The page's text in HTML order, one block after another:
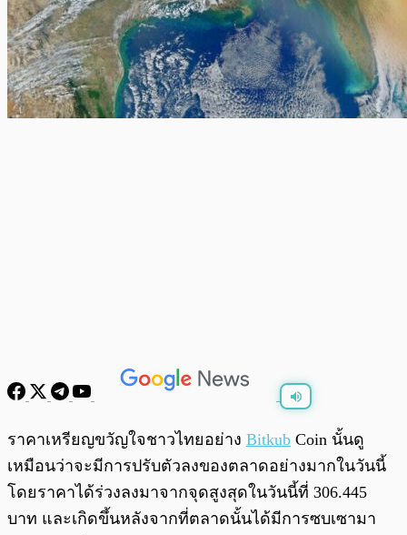
พร้อมเล่น /
ราคาเหรียญขวัญใจชาวไทยอย่าง Bitkub Coin นั้นดู
เหมือนว่าจะมีการปรับตัวลงของตลาดอย่างมากในวันนี้
โดยราคาได้ร่วงลงมาจากจุดสูงสุดในวันนี้ที่ 306.445
บาท และเกิดขึ้นหลังจากที่ตลาดนั้นได้มีการซบเซามา